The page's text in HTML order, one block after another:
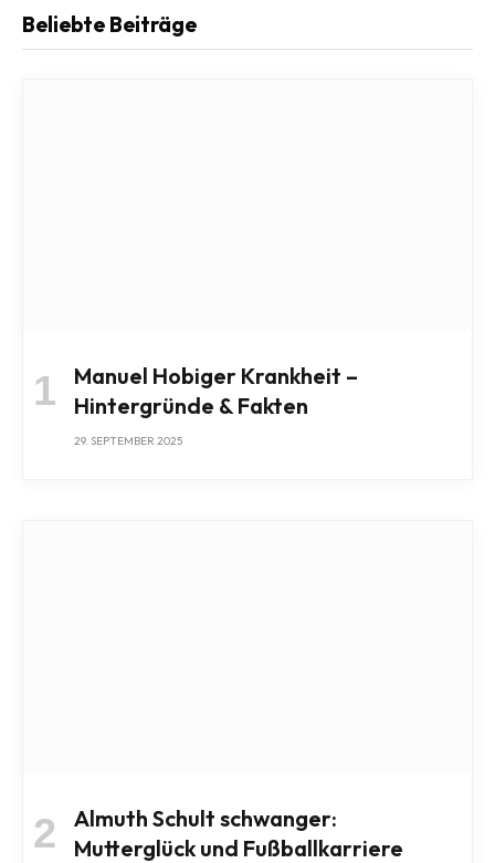
Beliebte Beiträge
Manuel Hobiger Krankheit –
Hintergründe & Fakten
29. SEPTEMBER 2025
Almuth Schult schwanger:
Mutterglück und Fußballkarriere